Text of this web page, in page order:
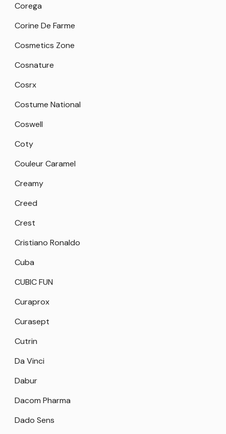
Corega
Corine De Farme
Cosmetics Zone
Cosnature
Cosrx
Costume National
Coswell
Coty
Couleur Caramel
Creamy
Creed
Crest
Cristiano Ronaldo
Cuba
CUBIC FUN
Curaprox
Curasept
Cutrin
Da Vinci
Dabur
Dacom Pharma
Dado Sens